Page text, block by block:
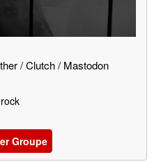
/ Clutch / Mastodon
Groupe